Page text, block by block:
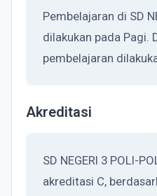
Pembelajaran di SD
dilakukan pada Pagi.
pembelajaran
Akreditasi
SD NEGERI 3 POLI-
akreditasi C,